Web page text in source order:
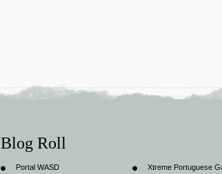
Blog Roll
Portal WASD
Xtreme Portuguese